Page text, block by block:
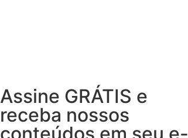
Assine GRÁTIS e
receba nossos